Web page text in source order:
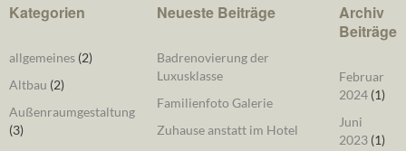
Kategorien
allgemeines (2)
Altbau (2)
Außenraumgestaltung
(3)
Neueste Beiträge
Badrenovierung der
Luxusklasse
Familienfoto Galerie
Zuhause anstatt im Hotel
Archiv
Beiträge
Februar
2024(1)
Juni
2023(1)